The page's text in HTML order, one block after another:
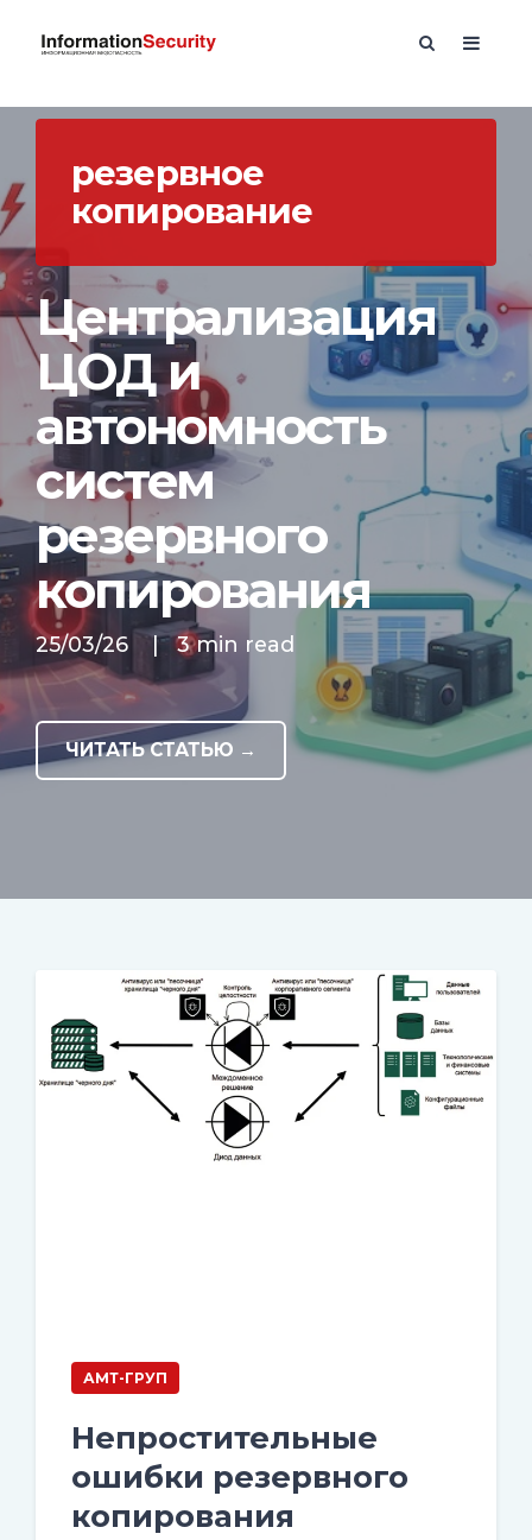
резервное
копирование
Централизация
ЦОД и
автономность
систем
резервного
копирования
25/03/26 | 3 min read
ЧИТАТЬ СТАТЬЮ →
АМТ-ГРУП
Непростительные
ошибки резервного
копирования